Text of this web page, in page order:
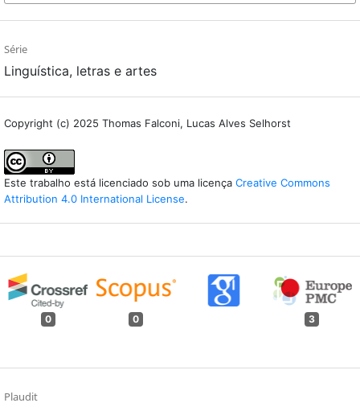
Série
Linguística, letras e artes
Copyright (c) 2025 Thomas Falconi, Lucas Alves Selhorst
Este trabalho está licenciado sob uma licença Creative Commons
Attribution 4.0 International License.
0 0 3
Plaudit